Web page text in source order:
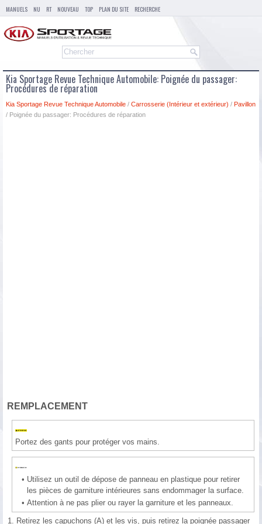
MANUELS NU RT NOUVEAU TOP PLAN DU SITE RECHERCHE
Kia Sportage Revue Technique Automobile: Poignée du passager:
Procédures de réparation
Kia Sportage Revue Technique Automobile / Carrosserie (Intérieur et extérieur) / Pavillon
/ Poignée du passager: Procédures de réparation
REMPLACEMENT
Portez des gants pour protéger vos mains.
• Utilisez un outil de dépose de panneau en plastique pour retirer
les pièces de garniture intérieures sans endommager la surface.
• Attention à ne pas plier ou rayer la garniture et les panneaux.
1. Retirez les capuchons (A) et les vis, puis retirez la poignée passager